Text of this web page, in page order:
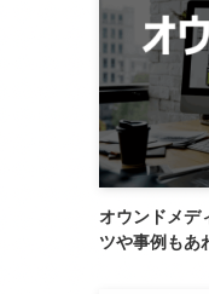
オウンドメデ
ツや事例もあ